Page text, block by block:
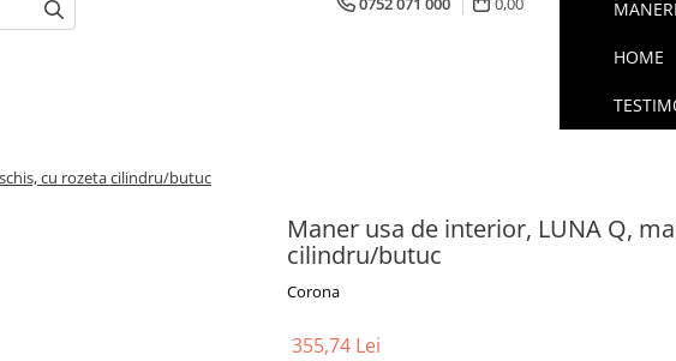
HOME
cu rozeta cilindru/butuc
Maner usa de interior, LUNA Q,
cilindru/butuc
Corona
355,74 Lei